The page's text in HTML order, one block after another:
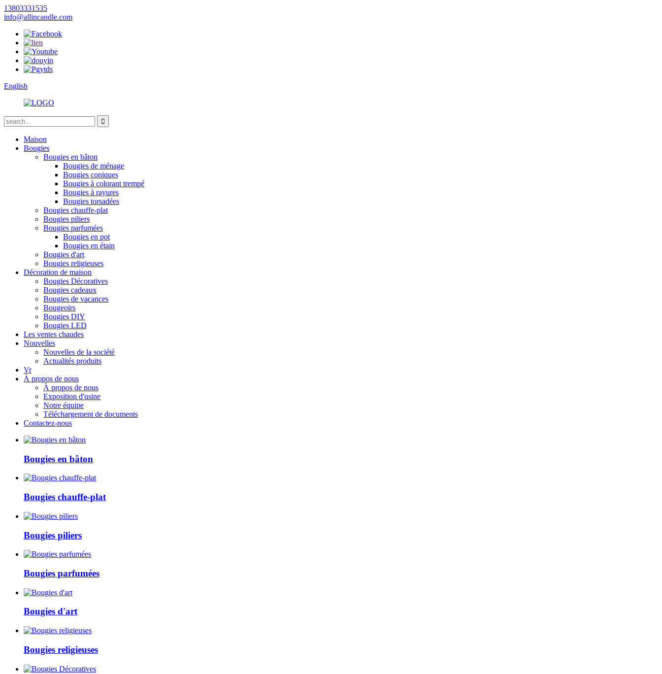
13803331535
info@allincandle.com
English
Maison
Bougies
Bougies en bâton
Bougies de ménage
Bougies coniques
Bougies à colorant trempé
Bougies à rayures
Bougies torsadées
Bougies chauffe-plat
Bougies piliers
Bougies parfumées
Bougies en pot
Bougies en étain
Bougies d'art
Bougies religieuses
Décoration de maison
Bougies Décoratives
Bougies cadeaux
Bougies de vacances
Bougeoirs
Bougies DIY
Bougies LED
Les ventes chaudes
Nouvelles
Nouvelles de la société
Actualités produits
Vr
À propos de nous
À propos de nous
Exposition d'usine
Notre équipe
Téléchargement de documents
Contactez-nous
Bougies en bâton
Bougies chauffe-plat
Bougies piliers
Bougies parfumées
Bougies d'art
Bougies religieuses